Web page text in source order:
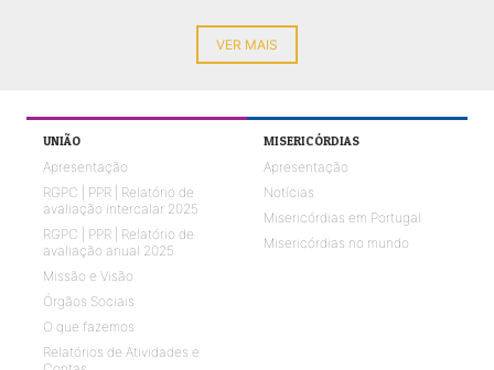
VER MAIS
UNIÃO
Apresentação
RGPC | PPR | Relatório de
avaliação intercalar 2025
RGPC | PPR | Relatório de
avaliação anual 2025
Missão e Visão
Órgãos Sociais
O que fazemos
Relatórios de Atividades e
MISERICÓRDIAS
Apresentação
Notícias
Misericórdias em Portugal
Misericórdias no mundo